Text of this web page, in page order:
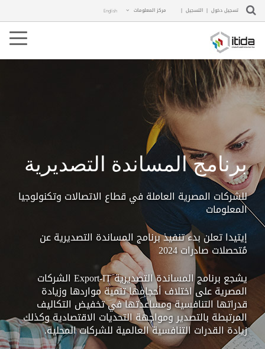
تسجيل دخول | التسجيل | مركز المعلومات English
برنامج المساندة التصديرية
للشركات المصرية العاملة في قطاع الاتصالات وتكنولوجيا
المعلومات
إيتيدا تعلن بدء تنفيذ برنامج المساندة التصديرية عن
مُتحصلات صادرات 2024
يشجع برنامج المساندة التصديرية Export-IT الشركات
المصرية على اختلاف أحجامها تنمية مواردها وزيادة
قدراتها التنافسية ومساعدتها في تخفيض التكاليف
المرتبطة بالتصدير ومواجهة التحديات الاقتصادية وكذلك
زيادة القدرات التنافسية العالمية للشركات المحلية.